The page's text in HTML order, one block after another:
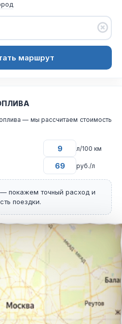
маршрут
— мы рассчитаем стоимость
л/100 км
руб./л
покажем точный расход и
поездки.
маршрута из города